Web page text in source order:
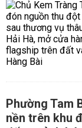
Phường Tam
nền trên khu